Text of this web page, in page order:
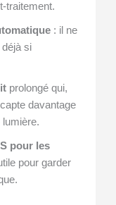
traitement.
: il ne
déjà si
prolongé qui,
davantage
pour les
pour garder